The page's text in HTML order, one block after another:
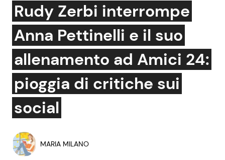
News e Cronaca
Attualità Italiana
Dal Mondo
Economia
Persone Scomparse
Gossip e TV
Bellezze VIP
Coppie VIP
Rudy Zerbi interrompe
Anna Pettinelli e il suo
allenamento ad Amici 24:
pioggia di critiche sui
social
MARIA MILANO